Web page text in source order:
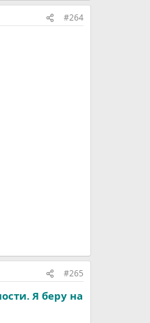
#264
#265
Я беру на